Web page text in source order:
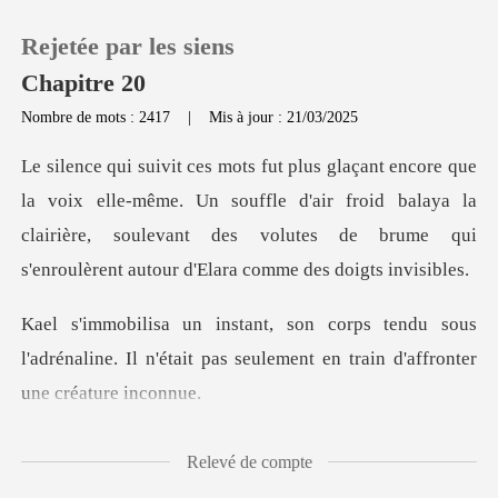
0
Recharger
Déconnexion
Rejetée par les siens
Chapitre 20
Nombre de mots : 2417 |Mis à jour : 21/03/2025
-même. Un souffle d'air froid balaya la
clairière, soulevant des volute
u sous
l'adrénaline. Il n'était pas seulemen
Relevé de compte